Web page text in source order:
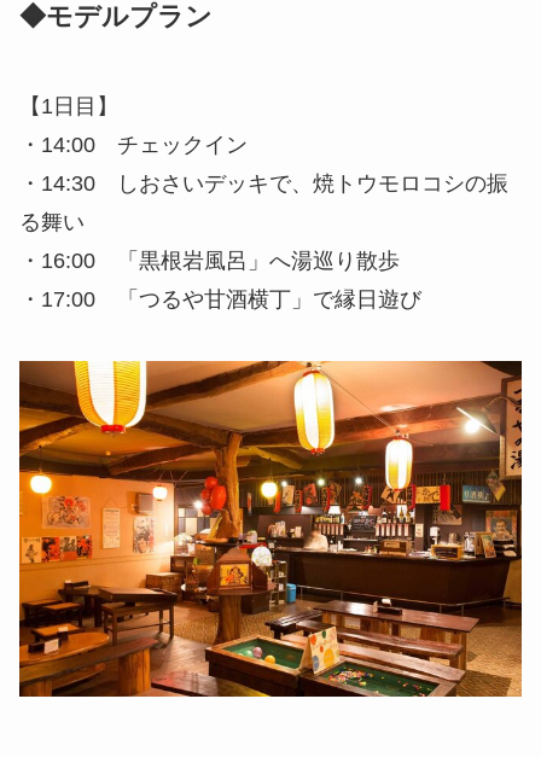
◆モデルプラン
【1日目】
・14:00 チェックイン
・14:30 しおさいデッキで、焼トウモロコシの振
る舞い
・16:00 「黒根岩風呂」へ湯巡り散歩
・17:00 「つるや甘酒横丁」で縁日遊び